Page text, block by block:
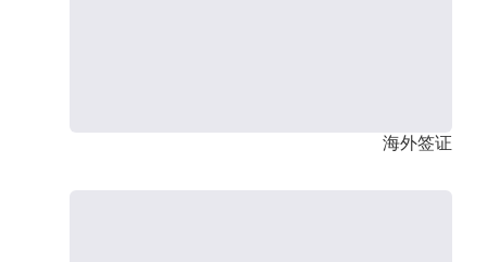
海外签证